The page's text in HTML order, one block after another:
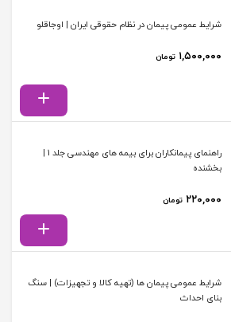
شرایط عمومی پیمان در نظام حقوقی ایران | اوجاقلو
۱,۵۰۰,۰۰۰ تومان
راهنمای پیمانکاران برای بیمه های مهندسی جلد 1 |
بخشنده
۲۲۰,۰۰۰ تومان
شرایط عمومی پیمان ها (تهیه کالا و تجهیزات) | سنگ
بنای احداث